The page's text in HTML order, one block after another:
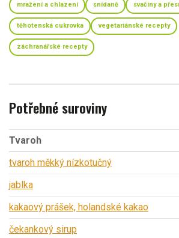
mražení a chlazení snídaně svačiny a
těhotenská cukrovka vegetariánské recepty
záchranářské recepty
Potřebné suroviny
Tvaroh
tvaroh měkký nízkotučný
jablka
kakaový prášek, holandské kakao
čekankový sirup